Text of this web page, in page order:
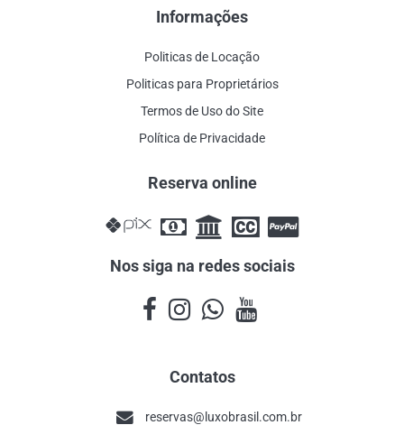
Informações
Politicas de Locação
Politicas para Proprietários
Termos de Uso do Site
Política de Privacidade
Reserva online
Nos siga na redes sociais
Contatos
reservas@luxobrasil.com.br